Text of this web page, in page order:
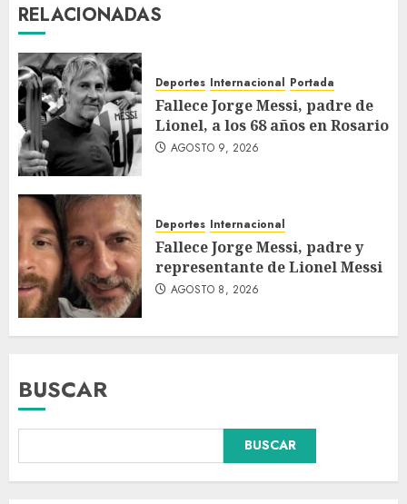
RELACIONADAS
Deportes Internacional Portada
Fallece Jorge Messi, padre de
Lionel, a los 68 años en Rosario
AGOSTO 9, 2026
Deportes Internacional
Fallece Jorge Messi, padre y
representante de Lionel Messi
AGOSTO 8, 2026
BUSCAR
BUSCAR
Sheinbaum decreta que la
Jornada de Reforestación sea
cada segundo domingo de
agosto